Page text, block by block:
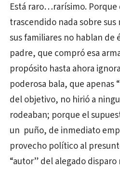
Está raro…rarísimo. Porque
trascendido nada sobre
sus familiares no hablan de
padre, que compró esa
propósito hasta ahora
poderosa bala, que apenas
del objetivo, no hirió a
rodeaban; porque el
un puño, de inmediato
provecho político al
“autor” del alegado